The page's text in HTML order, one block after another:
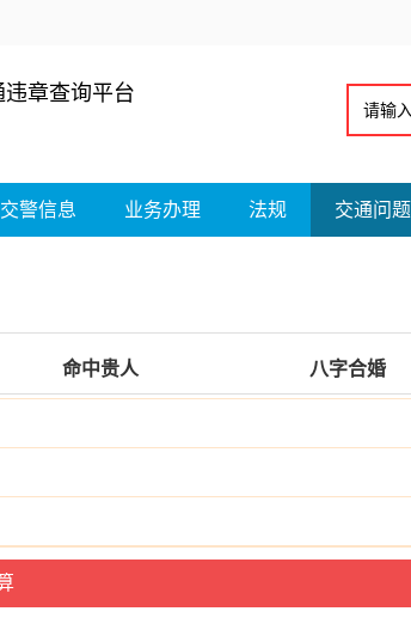
章查询平台
交警信息 业务办理 法规 交通问题
命中贵人 八字合婚